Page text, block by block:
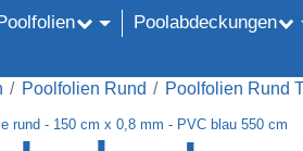
Poolfolien Poolabdeckungen
Poolfolien Rund Poolfolien Rund